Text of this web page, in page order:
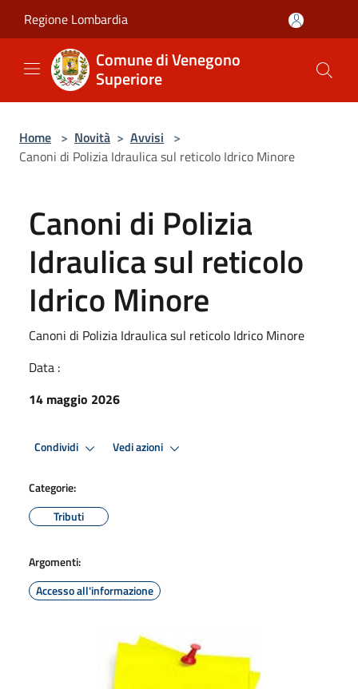
Regione Lombardia
Comune di Venegono
Superiore
Home > Novità > Avvisi >
Canoni di Polizia Idraulica sul reticolo Idrico Minore
Canoni di Polizia
Idraulica sul reticolo
Idrico Minore
Canoni di Polizia Idraulica sul reticolo Idrico Minore
Data :
14 maggio 2026
Condividi Vedi azioni
Categorie:
Tributi
Argomenti:
Accesso all'informazione